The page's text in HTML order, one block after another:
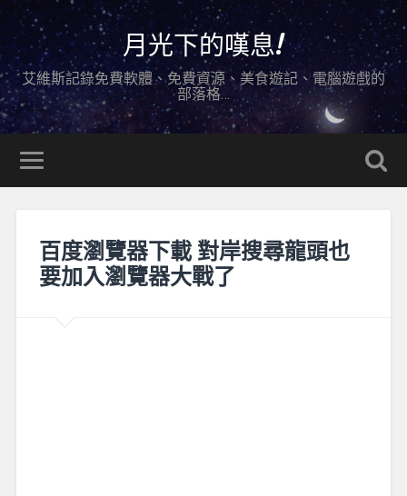
月光下的嘆息!
艾維斯記錄免費軟體、免費資源、美食遊記、電腦遊戲的
部落格…
百度瀏覽器下載 對岸搜尋龍頭也
要加入瀏覽器大戰了